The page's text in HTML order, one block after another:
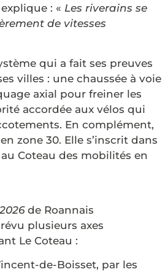
: « Les riverains se
de vitesses
qui a fait ses preuves
villes : une chaussée à voie
axial pour freiner les
accordée aux vélos qui
En complément,
zone 30. Elle s’inscrit dans
Coteau des mobilités en
de Roannais
plusieurs axes
Le Coteau :
de-Boisset, par les